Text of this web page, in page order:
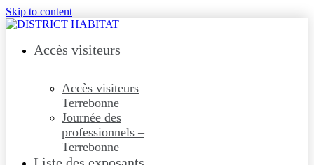
Skip to content
Accès visiteurs
Accès visiteurs
Terrebonne
Journée des
professionnels –
Terrebonne